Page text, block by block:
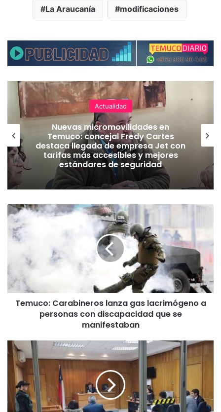
La Araucanía modificaciones
Actualidad
Nuevas micromovilidades en
Temuco: concejal Fredy Cartes
destaca llegada de empresa Jet con
tarifas más accesibles y mejores
estándares de seguridad
:
a
e
Temuco: Carabineros lanza gas lacrimógeno a
personas con discapacidad que se
manifestaban
o